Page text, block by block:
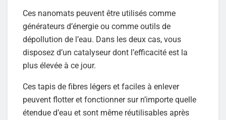
Ces nanomats peuvent être utilisés comme
générateurs d’énergie ou comme outils de
dépollution de l’eau. Dans les deux cas, vous
disposez d’un catalyseur dont l’efficacité est la
plus élevée à ce jour.
Ces tapis de fibres légers et faciles à enlever
peuvent flotter et fonctionner sur n’importe quelle
étendue d’eau et sont même réutilisables après